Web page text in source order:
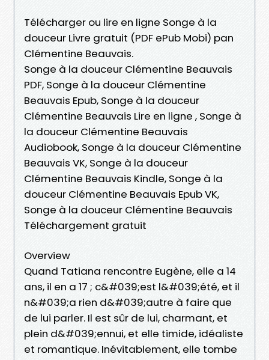
Télécharger ou lire en ligne Songe à la
douceur Livre gratuit (PDF ePub Mobi) pan
Clémentine Beauvais.
Songe à la douceur Clémentine Beauvais
PDF, Songe à la douceur Clémentine
Beauvais Epub, Songe à la douceur
Clémentine Beauvais Lire en ligne , Songe à
la douceur Clémentine Beauvais
Audiobook, Songe à la douceur Clémentine
Beauvais VK, Songe à la douceur
Clémentine Beauvais Kindle, Songe à la
douceur Clémentine Beauvais Epub VK,
Songe à la douceur Clémentine Beauvais
Téléchargement gratuit
Overview
Quand Tatiana rencontre Eugène, elle a 14
ans, il en a 17 ; c&#039;est l&#039;été, et il
n&#039;a rien d&#039;autre à faire que
de lui parler. Il est sûr de lui, charmant, et
plein d&#039;ennui, et elle timide, idéaliste
et romantique. Inévitablement, elle tombe